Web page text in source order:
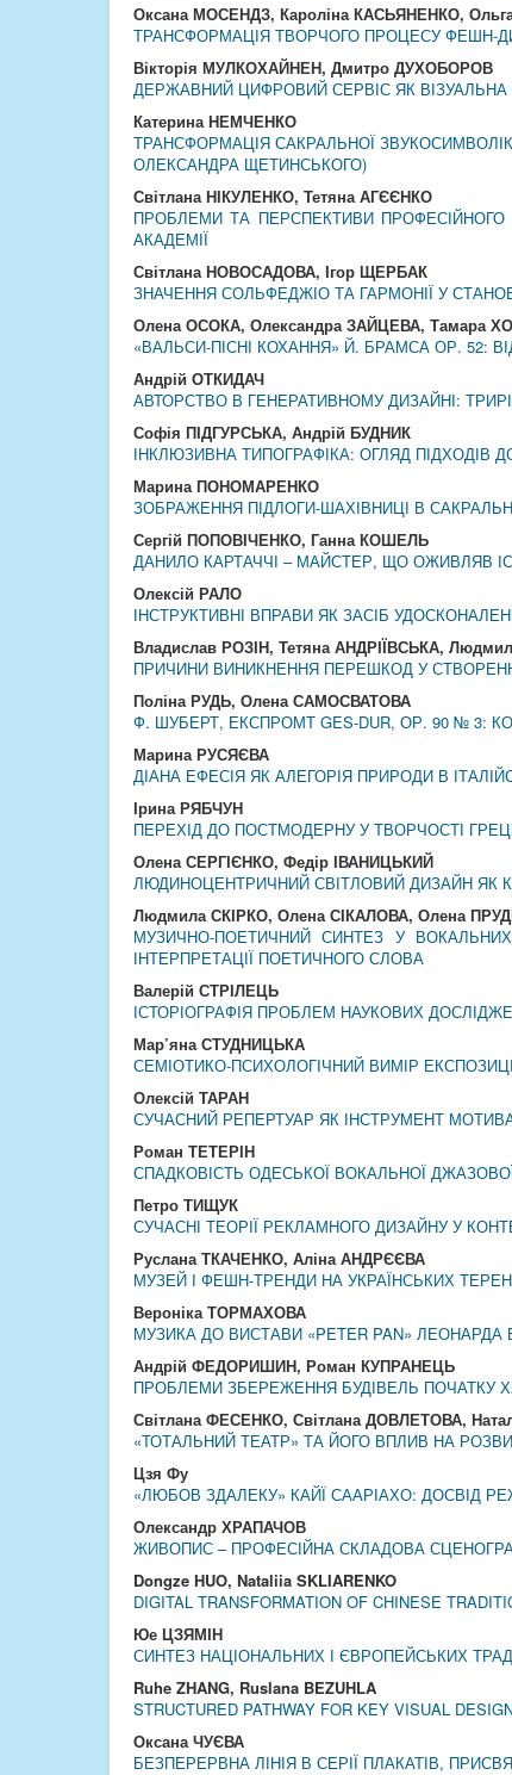
Оксана МОСЕНДЗ, Кароліна КАСЬЯНЕНКО,
ТРАНСФОРМАЦІЯ ТВОРЧОГО ПРОЦЕСУ ФЕШН-
Вікторія МУЛКОХАЙНЕН, Дмитро ДУХОБОРОВ
ДЕРЖАВНИЙ ЦИФРОВИЙ СЕРВІС ЯК
Катерина НЕМЧЕНКО
ТРАНСФОРМАЦІЯ САКРАЛЬНОЇ
ОЛЕКСАНДРА ЩЕТИНСЬКОГО)
Світлана НІКУЛЕНКО, Тетяна АГЄЄНКО
ПРОБЛЕМИ ТА ПЕРСПЕКТИВИ ПРОФЕСІЙНОГО
АКАДЕМІЇ
Світлана НОВОСАДОВА, Ігор ЩЕРБАК
ЗНАЧЕННЯ СОЛЬФЕДЖІО ТА ГАРМОНІЇ У
Олена ОСОКА, Олександра ЗАЙЦЕВА, Тамара
«ВАЛЬСИ-ПІСНІ КОХАННЯ» Й. БРАМСА ОР. 52:
Андрій ОТКИДАЧ
АВТОРСТВО В ГЕНЕРАТИВНОМУ ДИЗАЙНІ:
Софія ПІДГУРСЬКА, Андрій БУДНИК
ІНКЛЮЗИВНА ТИПОГРАФІКА: ОГЛЯД ПІДХОДІВ
Марина ПОНОМАРЕНКО
ЗОБРАЖЕННЯ ПІДЛОГИ-ШАХІВНИЦІ В
Сергій ПОПОВІЧЕНКО, Ганна КОШЕЛЬ
ДАНИЛО КАРТАЧЧІ – МАЙСТЕР, ЩО ОЖИВЛЯВ
Олексій РАЛО
ІНСТРУКТИВНІ ВПРАВИ ЯК ЗАСІБ
Владислав РОЗІН, Тетяна АНДРІЇВСЬКА,
ПРИЧИНИ ВИНИКНЕННЯ ПЕРЕШКОД У
Поліна РУДЬ, Олена САМОСВАТОВА
Ф. ШУБЕРТ, ЕКСПРОМТ GES-DUR, ОР. 90 № 3:
Марина РУСЯЄВА
ДІАНА ЕФЕСІЯ ЯК АЛЕГОРІЯ ПРИРОДИ В
Ірина РЯБЧУН
ПЕРЕХІД ДО ПОСТМОДЕРНУ У ТВОРЧОСТІ
Олена СЕРГІЄНКО, Федір ІВАНИЦЬКИЙ
ЛЮДИНОЦЕНТРИЧНИЙ СВІТЛОВИЙ ДИЗАЙН ЯК
Людмила СКІРКО, Олена СІКАЛОВА, Олена
МУЗИЧНО-ПОЕТИЧНИЙ СИНТЕЗ У
ІНТЕРПРЕТАЦІЇ ПОЕТИЧНОГО СЛОВА
Валерій СТРІЛЕЦЬ
ІСТОРІОГРАФІЯ ПРОБЛЕМ НАУКОВИХ
Мар’яна СТУДНИЦЬКА
СЕМІОТИКО-ПСИХОЛОГІЧНИЙ ВИМІР
Олексій ТАРАН
СУЧАСНИЙ РЕПЕРТУАР ЯК ІНСТРУМЕНТ
Роман ТЕТЕРІН
СПАДКОВІСТЬ ОДЕСЬКОЇ ВОКАЛЬНОЇ
Петро ТИЩУК
СУЧАСНІ ТЕОРІЇ РЕКЛАМНОГО ДИЗАЙНУ У
Руслана ТКАЧЕНКО, Аліна АНДРЄЄВА
МУЗЕЙ І ФЕШН-ТРЕНДИ НА УКРАЇНСЬКИХ
Вероніка ТОРМАХОВА
МУЗИКА ДО ВИСТАВИ «PETER PAN»
Андрій ФЕДОРИШИН, Роман КУПРАНЕЦЬ
ПРОБЛЕМИ ЗБЕРЕЖЕННЯ БУДІВЕЛЬ ПОЧАТКУ
Світлана ФЕСЕНКО, Світлана ДОВЛЕТОВА,
«ТОТАЛЬНИЙ ТЕАТР» ТА ЙОГО ВПЛИВ НА
Цзя Фу
«ЛЮБОВ ЗДАЛЕКУ» КАЙЇ СААРІАХО: ДОСВІД
Олександр ХРАПАЧОВ
ЖИВОПИС – ПРОФЕСІЙНА СКЛАДОВА
Dongze HUO, Nataliia SKLIARENKO
DIGITAL TRANSFORMATION OF CHINESE
Юе ЦЗЯМІН
СИНТЕЗ НАЦІОНАЛЬНИХ І ЄВРОПЕЙСЬКИХ
Ruhe ZHANG, Ruslana BEZUHLA
STRUCTURED PATHWAY FOR KEY VISUAL
Оксана ЧУЄВА
БЕЗПЕРЕРВНА ЛІНІЯ В СЕРІЇ ПЛАКАТІВ,